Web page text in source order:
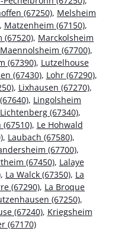
(67250), Melsheim
Matzenheim (67150),
(67520), Marckolsheim
Maennolsheim (67700),
(67390), Lutzelhouse
(67430), Lohr (67290),
, Lixhausen (67270),
, Lingolsheim
Lichtenberg (67340),
(67510), Le Hohwald
, Laubach (67580),
(67700),
(67450), Lalaye
, La Walck (67350), La
(67290), La Broque
(67250),
(67240), Kriegsheim
(67170)